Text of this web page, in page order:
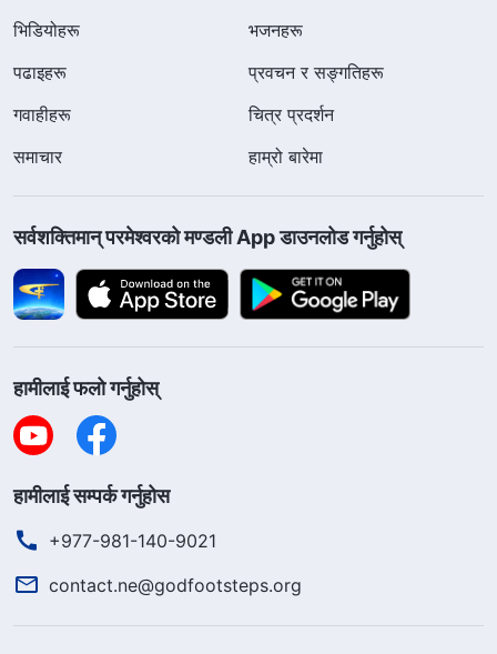
भिडियोहरू
भजनहरू
पढाइहरू
प्रवचन र सङ्गतिहरू
गवाहीहरू
चित्र प्रदर्शन
समाचार
हाम्रो बारेमा
सर्वशक्तिमान्‌ परमेश्‍वरको मण्डली App डाउनलोड गर्नुहोस्
हामीलाई फलो गर्नुहोस्
हामीलाई सम्पर्क गर्नुहोस
+977-981-140-9021
contact.ne@godfootsteps.org